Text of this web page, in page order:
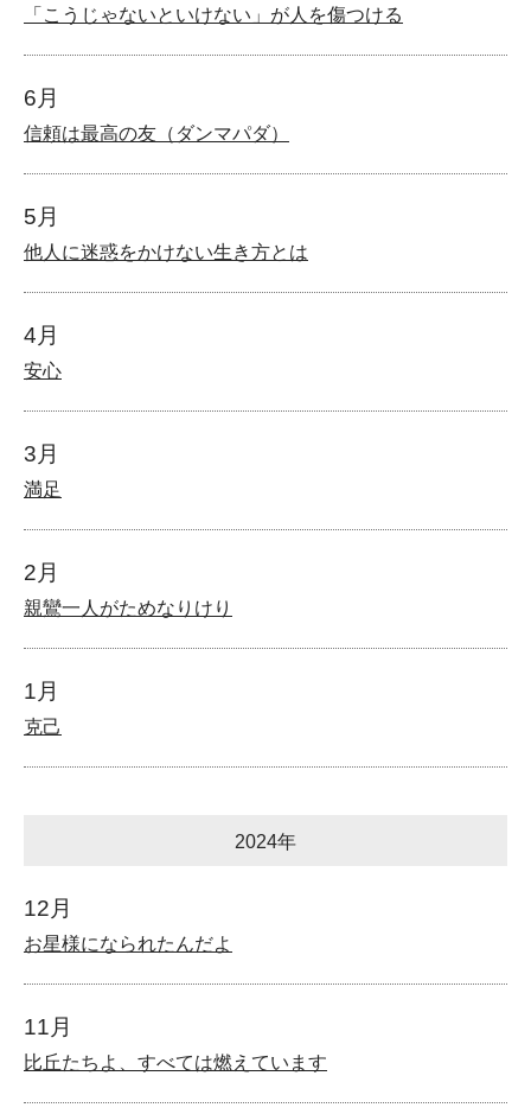
「こうじゃないといけない」が人を傷つける
6月
信頼は最高の友（ダンマパダ）
5月
他人に迷惑をかけない生き方とは
4月
安心
3月
満足
2月
親鸞一人がためなりけり
1月
克己
2024年
12月
お星様になられたんだよ
11月
比丘たちよ、すべては燃えています